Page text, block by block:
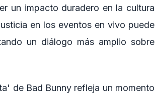
un impacto duradero en la cultura
en los eventos en vivo puede
un diálogo más amplio sobre
de Bad Bunny refleja un momento